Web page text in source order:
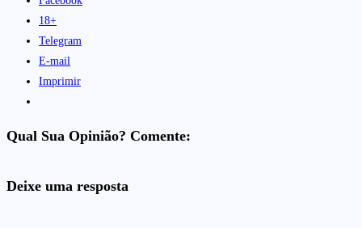
18+
Telegram
E-mail
Imprimir
Qual Sua Opinião? Comente:
Deixe uma resposta